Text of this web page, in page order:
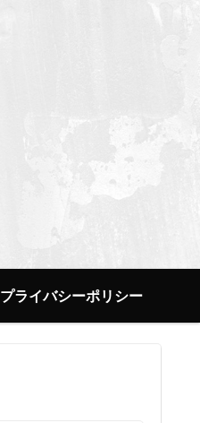
プライバシーポリシー